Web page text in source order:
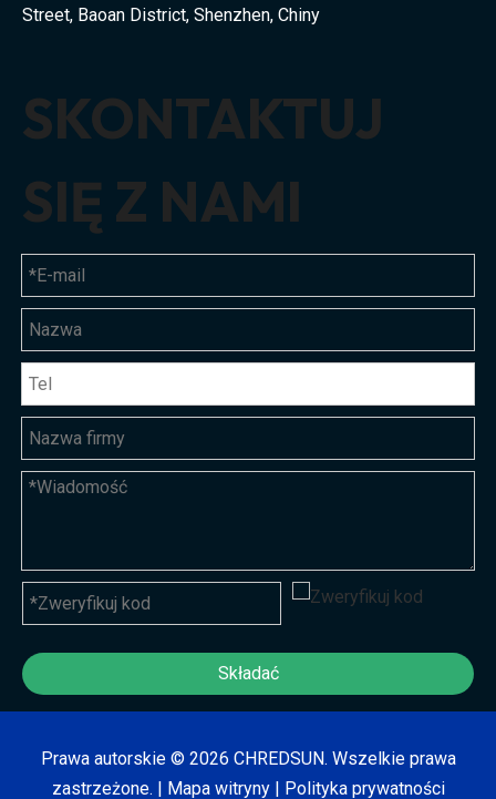
Street, Baoan District, Shenzhen, Chiny
SKONTAKTUJ
SIĘ Z NAMI
Składać
Prawa autorskie © 2026 CHREDSUN. Wszelkie prawa
zastrzeżone. | Mapa witryny| Polityka prywatności